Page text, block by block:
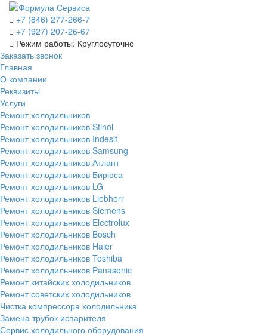
+7 (846) 277-266-7
+7 (927) 207-26-67
Режим работы: Круглосуточно
Заказать звонок
Главная
О компании
Реквизиты
Услуги
Ремонт холодильников
Ремонт холодильников Stinol
Ремонт холодильников Indesit
Ремонт холодильников Samsung
Ремонт холодильников Атлант
Ремонт холодильников Бирюса
Ремонт холодильников LG
Ремонт холодильников Liebherr
Ремонт холодильников Siemens
Ремонт холодильников Electrolux
Ремонт холодильников Bosch
Ремонт холодильников Haier
Ремонт холодильников Toshiba
Ремонт холодильников Panasonic
Ремонт китайских холодильников
Ремонт советских холодильников
Чистка компрессора холодильника
Замена трубок испарителя
Сервис холодильного оборудования